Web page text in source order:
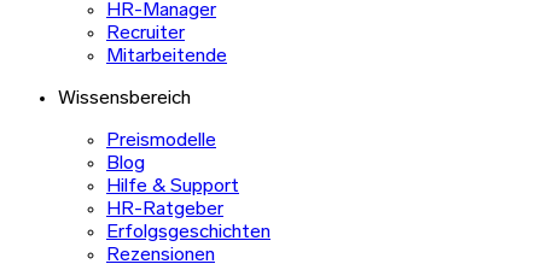
HR-Manager
Recruiter
Mitarbeitende
Wissensbereich
Preismodelle
Blog
Hilfe & Support
HR-Ratgeber
Erfolgsgeschichten
Rezensionen